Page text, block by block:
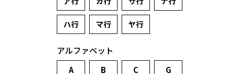
ハ行 マ行 ヤ行
アルファベット
A B C G